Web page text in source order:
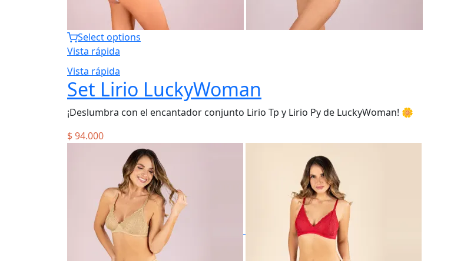
Select options
Vista rápida
Vista rápida
Set Lirio LuckyWoman
¡Deslumbra con el encantador conjunto Lirio Tp y Lirio Py de LuckyWoman! 🌼
$94.000